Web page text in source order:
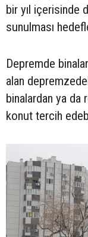
bir yıl içerisinde
sunulması
Depremde
alan
binalardan ya da
konut tercih